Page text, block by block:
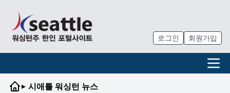
로그인 회원가입
▸ 시애틀 워싱턴 뉴스